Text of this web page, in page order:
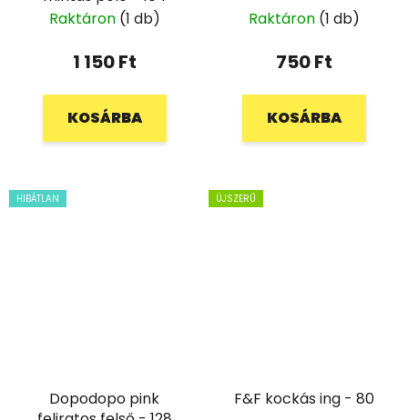
Raktáron (1 db)
1 150 Ft
KOSÁRBA
Raktáron (1 db)
750 Ft
KOSÁRBA
HIBÁTLAN
Dopodopo pink
ÚJSZERŰ
F&F kockás ing - 80